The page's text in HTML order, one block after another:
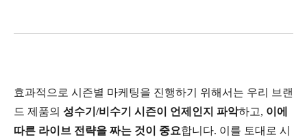
효과적으로 시즌별 마케팅을 진행하기 위해서는 우리 브랜
드 제품의 성수기/비수기 시즌이 언제인지 파악하고, 이에
따른 라이브 전략을 짜는 것이 중요합니다. 이를 토대로 시